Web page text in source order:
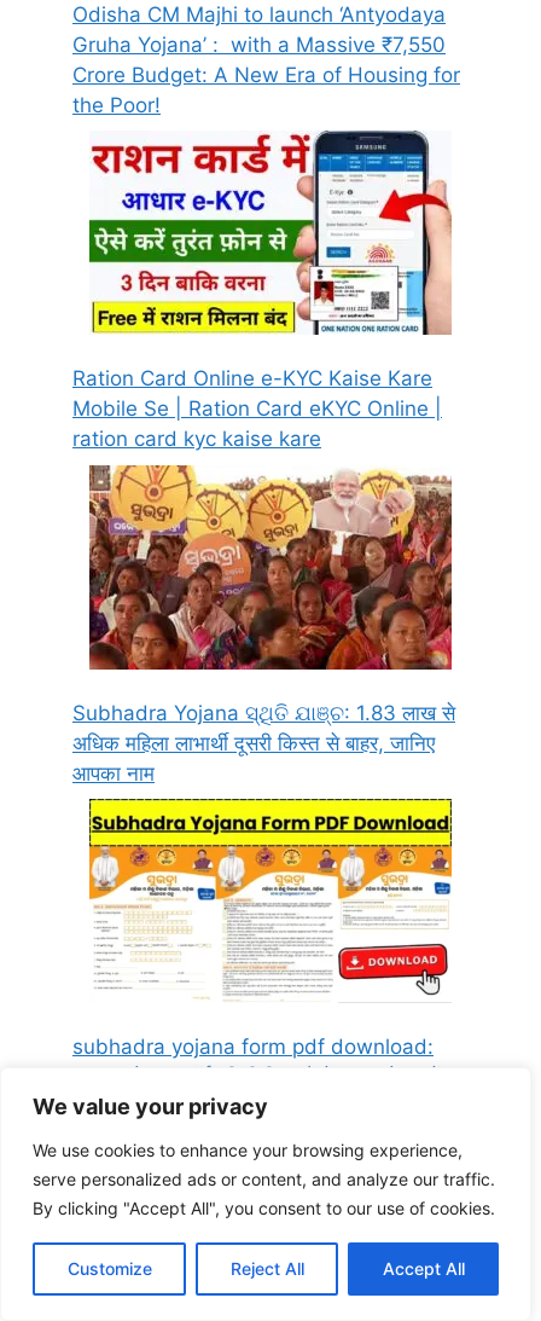
We value your privacy
We use cookies to enhance your browsing experience,
serve personalized ads or content, and analyze our traffic.
By clicking "Accept All", you consent to our use of cookies.
Customize Reject All Accept All
Odisha CM Majhi to launch ‘Antyodaya
Gruha Yojana’ : with a Massive ₹7,550
Crore Budget: A New Era of Housing for
the Poor!
Ration Card Online e-KYC Kaise Kare
Mobile Se | Ration Card eKYC Online |
ration card kyc kaise kare
Subhadra Yojana ସ୍ଥିତି ଯାଞ୍ଚ: 1.83 लाख से
अधिक महिला लाभार्थी दूसरी किस्त से बाहर, जानिए
आपका नाम
subhadra yojana form pdf download:
पूरी प्रक्रिया